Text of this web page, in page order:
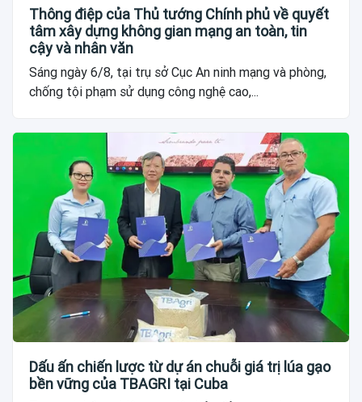
Thông điệp của Thủ tướng Chính phủ về quyết
tâm xây dựng không gian mạng an toàn, tin
cậy và nhân văn
Sáng ngày 6/8, tại trụ sở Cục An ninh mạng và phòng,
chống tội phạm sử dụng công nghệ cao,...
Dấu ấn chiến lược từ dự án chuỗi giá trị lúa gạo
bền vững của TBAGRI tại Cuba